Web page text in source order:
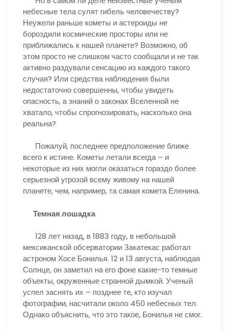
небесные тела сулят гибель человечеству?
Неужели раньше кометы и астероиды не
бороздили космические просторы или не
приближались к нашей планете? Возможно, об
этом просто не слишком часто сообщали и не так
активно раздували сенсацию из каждого такого
случая? Или средства наблюдения были
недостаточно совершенны, чтобы увидеть
опасность, а знаний о законах Вселенной не
хватало, чтобы спрогнозировать, насколько она
реальна?
Пожалуй, последнее предположение ближе
всего к истине. Кометы летали всегда – и
некоторые из них могли оказаться гораздо более
серьезной угрозой всему живому на нашей
планете, чем, например, та самая комета Еленина.
Темная лошадка
128 лет назад, в 1883 году, в небольшой
мексиканской обсерватории Закатекас работал
астроном Хосе Бонилья. 12 и 13 августа, наблюдая
Солнце, он заметил на его фоне какие-то темные
объекты, окруженные странной дымкой. Ученый
успел заснять их – позднее те, кто изучал
фотографии, насчитали около 450 небесных тел.
Однако объяснить, что это такое, Бонилья не смог.